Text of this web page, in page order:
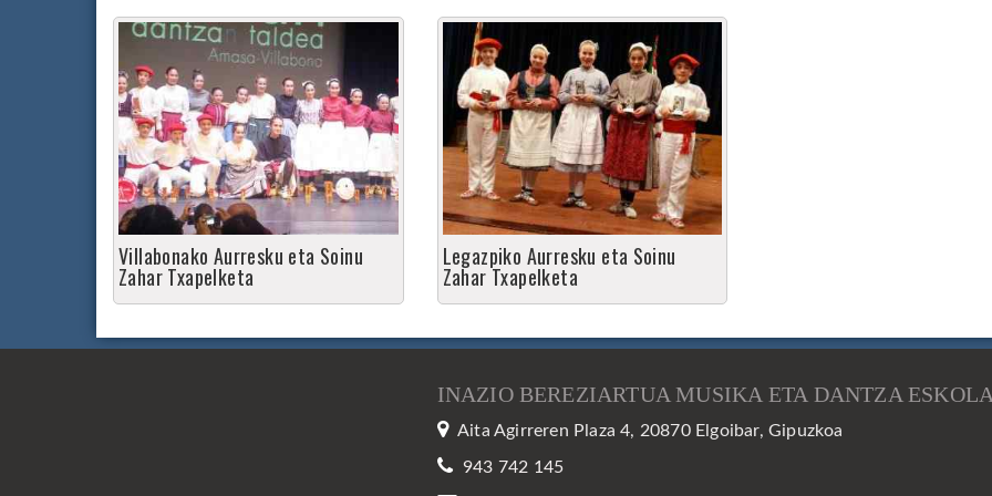
Villabonako Aurresku eta Soinu
Zahar Txapelketa
Legazpiko Aurresku eta Soinu
Zahar Txapelketa
INAZIO BEREZIARTUA MUSIKA ETA DANTZA
Aita Agirreren Plaza 4, 20870 Elgoibar, Gipuzkoa
943 742 145